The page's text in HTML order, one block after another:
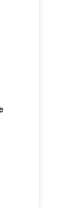
Lichterfelde